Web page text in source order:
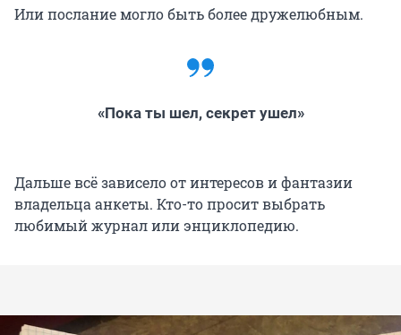
Или послание могло быть более дружелюбным.
«Пока ты шел, секрет ушел»
Дальше всё зависело от интересов и фантазии
владельца анкеты. Кто-то просит выбрать
любимый журнал или энциклопедию.